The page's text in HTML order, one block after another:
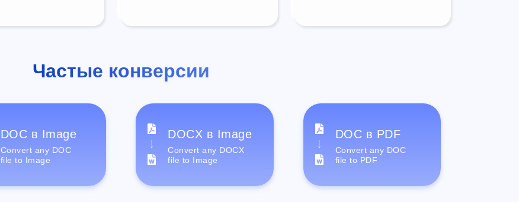
Частые конверсии
DOC в Image
Convert any DOC
file to Image
DOCX в Image
Convert any DOCX
file to Image
DOC в PDF
Convert any DOC
file to PDF